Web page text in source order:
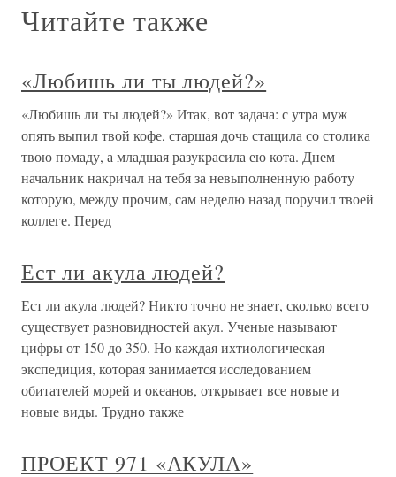
Читайте также
«Любишь ли ты людей?»
«Любишь ли ты людей?» Итак, вот задача: с утра муж
опять выпил твой кофе, старшая дочь стащила со столика
твою помаду, а младшая разукрасила ею кота. Днем
начальник накричал на тебя за невыполненную работу
которую, между прочим, сам неделю назад поручил твоей
коллеге. Перед
Ест ли акула людей?
Ест ли акула людей? Никто точно не знает, сколько всего
существует разновидностей акул. Ученые называют
цифры от 150 до 350. Но каждая ихтиологическая
экспедиция, которая занимается исследованием
обитателей морей и океанов, открывает все новые и
новые виды. Трудно также
ПРОЕКТ 971 «АКУЛА»